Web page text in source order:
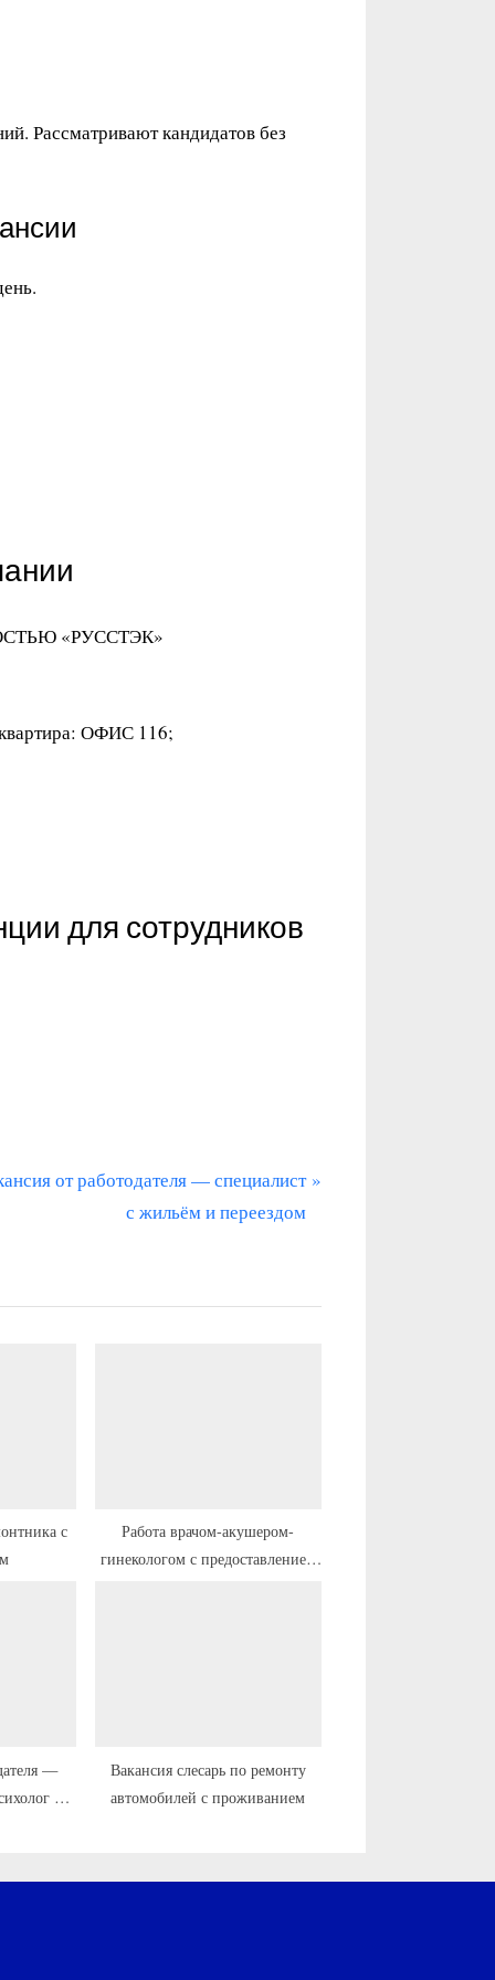
Рассматривают кандидатов без
«РУССТЭК»
ОФИС 116;
для сотрудников
от работодателя — специалист
с жильём и переездом
с
Работа врачом-акушером-
гинекологом с предоставлением
—
в
Вакансия слесарь по ремонту
автомобилей с проживанием